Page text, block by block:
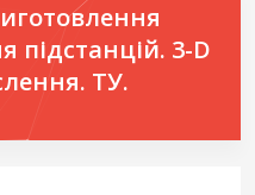
підстанцій. 3-D
ТУ.